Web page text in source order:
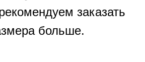
заказать
больше.